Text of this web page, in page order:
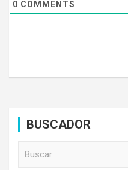
0 COMMENTS
BUSCADOR